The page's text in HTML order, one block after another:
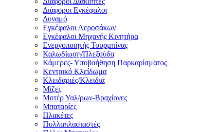
Διάφοροι Εγκέφαλοι
Δυναμό
Εγκέφαλοι Αεροσάκων
Εγκέφαλοι Μηχανής Κινητήρα
Ενεργοποιητής Τουρμπίνας
Καλωδίωση/Πλεξούδα
Κάμερες- Υποβοήθηση Παρκαρίσματος
Κεντρικό Κλείδωμα
Κλειδαριές/Κλειδιά
Μίζες
Μοτέρ Υαλ/ρων-Βραχίονες
Μπαταρίες
Πλακέτες
Πολλαπλασιαστές